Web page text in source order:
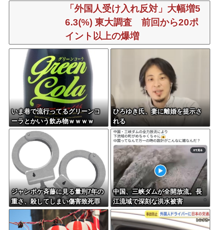
「外国人受け入れ反対」大幅増5
6.3(%) 東大調査 前回から20ポ
イント以上の爆増
いま巷で流行ってるグリーンコ
ーラとかいう飲み物ｗｗｗｗ
ひろゆき氏、妻に離婚を提示さ
れる
ジャンポケ斉藤に見る量刑7年の
重さ、殺してしまい傷害致死罪
を狙う方が量刑的には軽いと話
題
中国、三峡ダムが全開放流。長
江流域で深刻な洪水被害